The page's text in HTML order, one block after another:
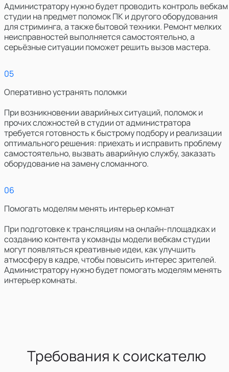
Администратору нужно будет проводить контроль вебкам
студии на предмет поломок ПК и другого оборудования
для стриминга, а также бытовой техники. Ремонт мелких
неисправностей выполняется самостоятельно, а
серьёзные ситуации поможет решить вызов мастера.
05
Оперативно устранять поломки
При возникновении аварийных ситуаций, поломок и
прочих сложностей в студии от администратора
требуется готовность к быстрому подбору и реализации
оптимального решения: приехать и исправить проблему
самостоятельно, вызвать аварийную службу, заказать
оборудование на замену сломанного.
06
Помогать моделям менять интерьер комнат
При подготовке к трансляциям на онлайн-площадках и
созданию контента у команды модели вебкам студии
могут появляться креативные идеи, как улучшить
атмосферу в кадре, чтобы повысить интерес зрителей.
Администратору нужно будет помогать моделям менять
интерьер комнаты.
Требования к соискателю